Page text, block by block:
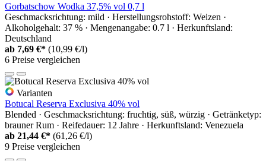
Gorbatschow Wodka 37,5% vol 0,7 l
Geschmacksrichtung: mild · Herstellungsrohstoff: Weizen ·
Alkoholgehalt: 37 % · Mengenangabe: 0.7 l · Herkunftsland:
Deutschland
ab 7,69 €* (10,99 €/l)
6 Preise vergleichen
Varianten
Botucal Reserva Exclusiva 40% vol
Blended · Geschmacksrichtung: fruchtig, süß, würzig · Getränketyp:
brauner Rum · Reifedauer: 12 Jahre · Herkunftsland: Venezuela
ab 21,44 €* (61,26 €/l)
9 Preise vergleichen